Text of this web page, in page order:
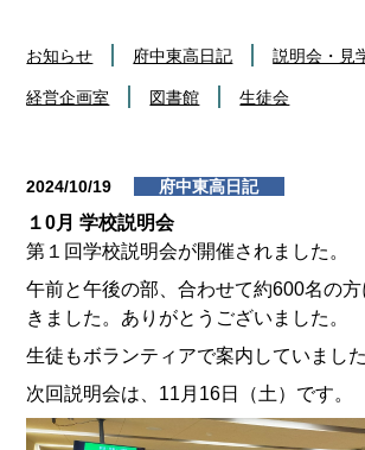
お知らせ 府中東高日記 説明会・見
経営企画室 図書館 生徒会
2024/10/19 府中東高日記
１0月 学校説明会
第１回学校説明会が開催されました。
午前と午後の部、合わせて約600名の
きました。ありがとうございました。
生徒もボランティアで案内していました
次回説明会は、11月16日（土）です。